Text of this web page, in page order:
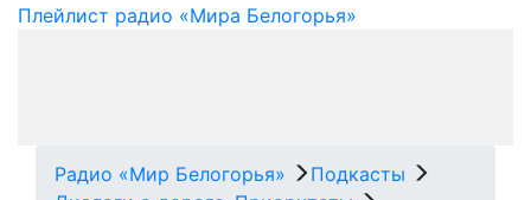
Плейлист радио «Мира Белогорья»
Радио «Мир Белогорья»
Подкасты